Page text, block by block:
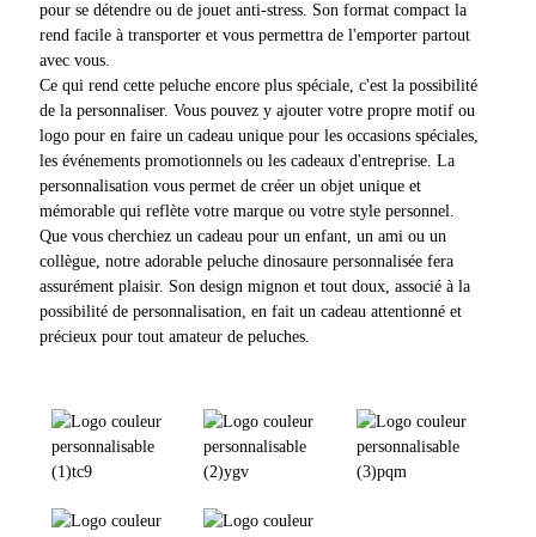
pour se détendre ou de jouet anti-stress. Son format compact la
rend facile à transporter et vous permettra de l'emporter partout
avec vous.
Ce qui rend cette peluche encore plus spéciale, c'est la possibilité
de la personnaliser. Vous pouvez y ajouter votre propre motif ou
logo pour en faire un cadeau unique pour les occasions spéciales,
les événements promotionnels ou les cadeaux d'entreprise. La
personnalisation vous permet de créer un objet unique et
mémorable qui reflète votre marque ou votre style personnel.
Que vous cherchiez un cadeau pour un enfant, un ami ou un
collègue, notre adorable peluche dinosaure personnalisée fera
assurément plaisir. Son design mignon et tout doux, associé à la
possibilité de personnalisation, en fait un cadeau attentionné et
précieux pour tout amateur de peluches.